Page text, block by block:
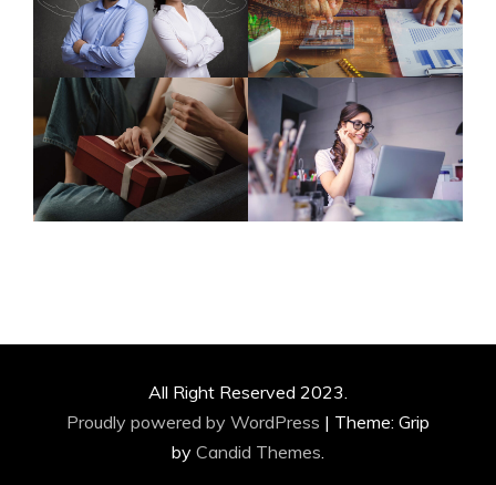
All Right Reserved 2023.
Proudly powered by WordPress | Theme: Grip
by Candid Themes